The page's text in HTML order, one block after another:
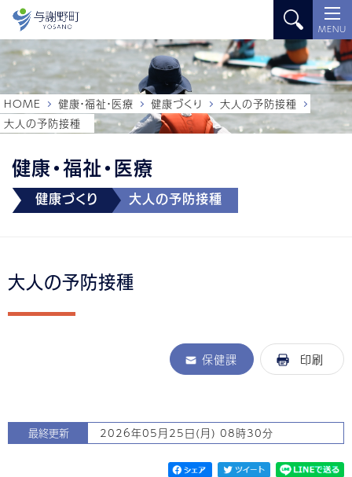
MENU
健康・福祉・医療
健康づくり 大人の予防接種
HOME 健康・福祉・医療 健康づくり
大人の予防接種
大人の予防接種
大人の予防接種
保健課 印刷
最終更新 2026年05月25日(月) 08時30分